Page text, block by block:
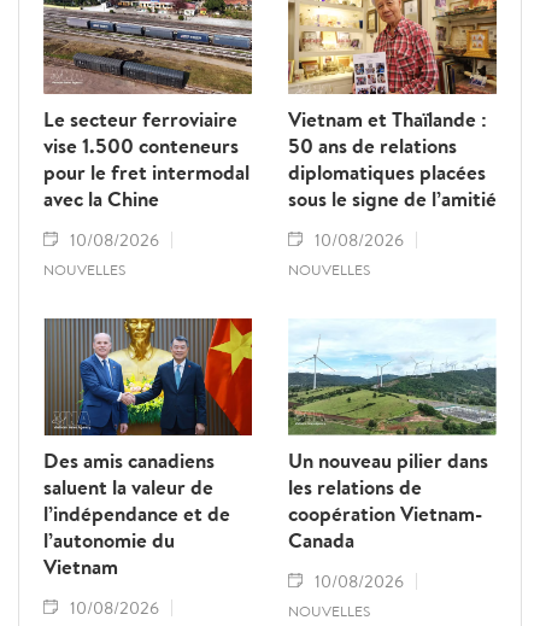
Le secteur ferroviaire
vise 1.500 conteneurs
pour le fret intermodal
avec la Chine
10/08/2026
NOUVELLES
Vietnam et Thaïlande :
50 ans de relations
diplomatiques placées
sous le signe de l’amitié
10/08/2026
NOUVELLES
Des amis canadiens
saluent la valeur de
l’indépendance et de
l’autonomie du
Vietnam
10/08/2026
Un nouveau pilier dans
les relations de
coopération Vietnam-
Canada
10/08/2026
NOUVELLES